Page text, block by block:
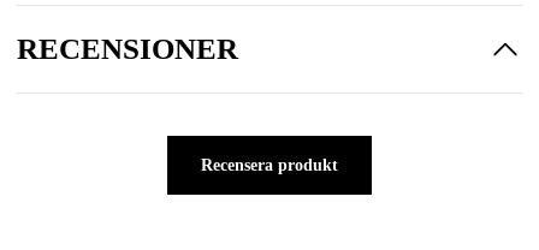
RECENSIONER
Recensera produkt